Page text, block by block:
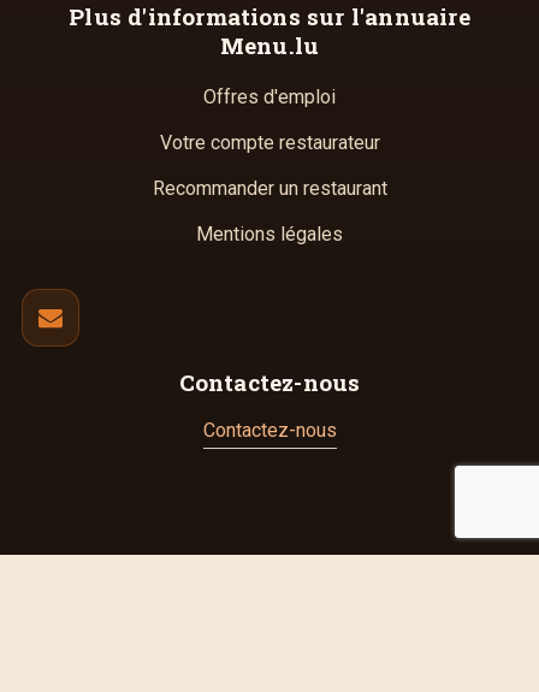
Plus d'informations sur l'annuaire
Menu.lu
Offres d'emploi
Votre compte restaurateur
Recommander un restaurant
Mentions légales
Contactez-nous
Contactez-nous